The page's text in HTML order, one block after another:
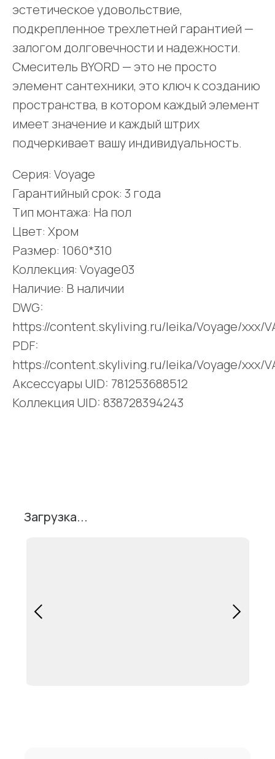
эстетическое удовольствие,
подкрепленное трехлетней гарантией —
залогом долговечности и надежности.
Смеситель BYORD — это не просто
элемент сантехники, это ключ к созданию
пространства, в котором каждый элемент
имеет значение и каждый штрих
подчеркивает вашу индивидуальность.
Серия: Voyage
Гарантийный срок: 3 года
Тип монтажа: На пол
Цвет: Хром
Размер: 1060*310
Коллекция: Voyage03
Наличие: В наличии
DWG:
https://content.skyliving.ru/leika/Voyage/xxx/
PDF:
https://content.skyliving.ru/leika/Voyage/xxx/
Аксессуары UID: 781253688512
Коллекция UID: 838728394243
Загрузка...